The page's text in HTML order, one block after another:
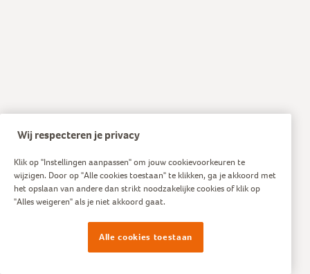
Wij respecteren je privacy
Klik op "Instellingen aanpassen" om jouw cookievoorkeuren te
wijzigen. Door op "Alle cookies toestaan" te klikken, ga je akkoord met
het opslaan van andere dan strikt noodzakelijke cookies of klik op
"Alles weigeren" als je niet akkoord gaat.
Alle cookies toestaan